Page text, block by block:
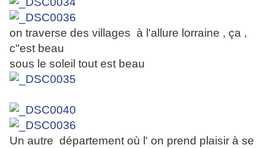
on traverse des villages à l'allure lorraine , ça ,
c"est beau
sous le soleil tout est beau
Un autre département où l' on prend plaisir à se